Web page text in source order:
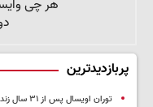
پربازدیدترین
توران اویسال پس از ۳۱ سال زندان آزاد شد